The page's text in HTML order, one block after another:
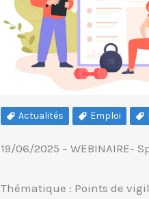
Actualités Emploi
19/06/2025 – WEBINAIRE-
Thématique : Points de